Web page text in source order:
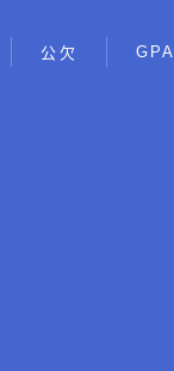
公欠 GPA